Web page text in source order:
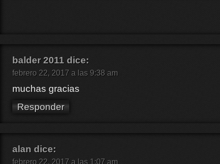
balder 2011 dice:
febrero 22, 2017 a las 9:38 am
muchas gracias
Responder
alan dice:
febrero 22, 2017 a las 1:07 am